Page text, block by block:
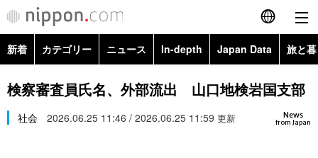
English
简体字
繁體字
新着 カテゴリー ニュース In-depth Japan Data 旅と
政治・外交
経済・ビジネス
Topics
Images
検察審査員氏名、外部流出 山口地検岩国支部
News
from Japan
社会 2026.06.25 11:46 / 2026.06.25 11:59 更新